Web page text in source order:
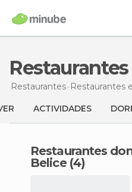
Restaurantes Restaurantes
ACTIVIDADES
Restaurantes donde comer en
Belice (4)